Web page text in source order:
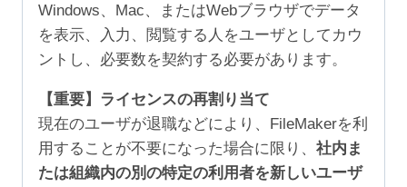
Windows、Mac、またはWebブラウザでデータ
を表示、入力、閲覧する人をユーザとしてカウ
ントし、必要数を契約する必要があります。
【重要】ライセンスの再割り当て
現在のユーザが退職などにより、FileMakerを利
用することが不要になった場合に限り、 社内ま
たは組織内の別の特定の利用者を新しいユーザ